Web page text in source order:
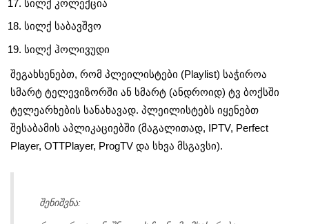
სილქ კოლექცია
სილქ საბავშვო
სილქ ჰოლივუდი
შეგახსენებთ, რომ პლეილისტები (Playlist) საჭიროა
სმარტ ტელევიზორში ან სმარტ (ანდროიდ) ტვ ბოქსში
ტელეარხების სანახავად. პლეილისტებს იყენებთ
შესაბამის აპლიკაციებში (მაგალითად, IPTV, Perfect
Player, OTTPlayer, ProgTV და სხვა მსგავსი).
შენიშვნა: